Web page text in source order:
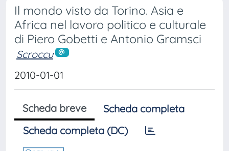
Il mondo visto da Torino. Asia e
Africa nel lavoro politico e culturale
di Piero Gobetti e Antonio Gramsci
Scroccu
2010-01-01
Scheda breve
Scheda completa
Scheda completa (DC)